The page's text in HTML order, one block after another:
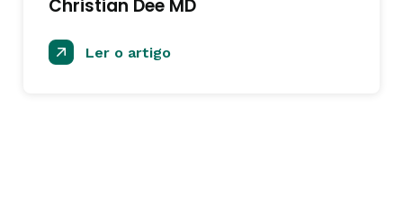
Christian Dee MD
Ler o artigo